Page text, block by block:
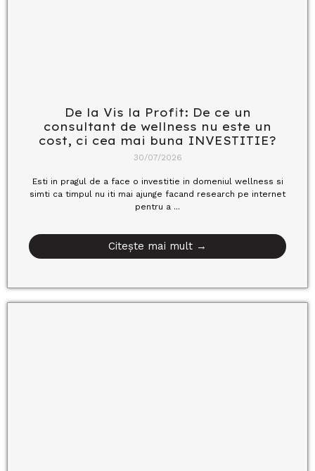
De la Vis la Profit: De ce un
consultant de wellness nu este un
cost, ci cea mai buna INVESTITIE?
30/07/2026
Esti in pragul de a face o investitie in domeniul wellness si
simti ca timpul nu iti mai ajunge facand research pe internet
pentru a ...
Citește mai mult →